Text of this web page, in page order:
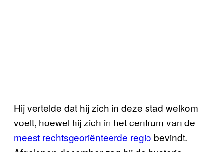
Hij vertelde dat hij zich in deze stad welkom
voelt, hoewel hij zich in het centrum van de
meest rechtsgeoriënteerde regio bevindt.